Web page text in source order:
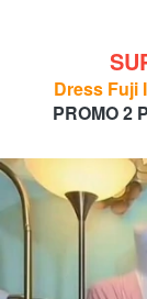
Dress Fuji
PROMO 2